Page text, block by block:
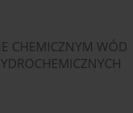
CHEMICZNYM WÓD